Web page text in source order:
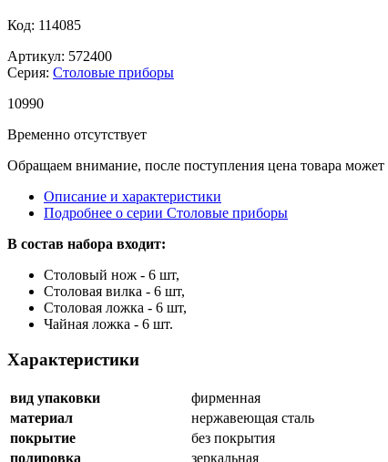
Код: 114085
Артикул: 572400
Серия: Столовые приборы
10990
Временно отсутствует
Обращаем внимание, после поступления цена товара может
Описание и характеристики
Подробнее о серии Столовые приборы
В состав набора входит:
Столовый нож - 6 шт,
Столовая вилка - 6 шт,
Столовая ложка - 6 шт,
Чайная ложка - 6 шт.
Характеристики
вид упаковки
фирменная
материал
нержавеющая сталь
покрытие
без покрытия
полировка
зеркальная